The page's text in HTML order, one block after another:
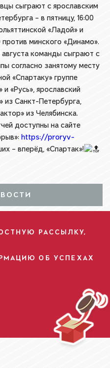
сыграют с ярославским
– в пятницу, 16:00
«Ладой» и
против минского «Динамо».
команды сыграют с
согласно занятому месту
«Спартаку» группе
«Русь», ярославский
из Санкт-Петербурга,
из Челябинска.
доступны на сайте
https://proryv-
– вперёд, «Спартак»!
РАССЫЛКУ,
ОБ УСПЕХАХ